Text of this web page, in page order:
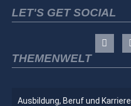
LET'S GET SOCIAL
THEMENWELT
Ausbildung, Beruf und Karriere